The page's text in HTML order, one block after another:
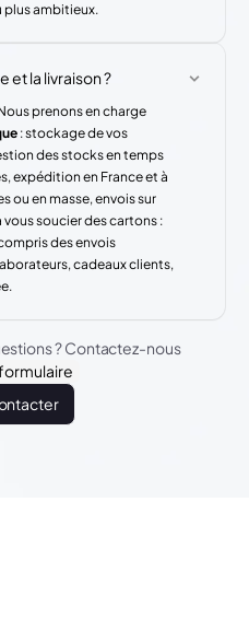
plus ambitieux.
et la livraison ?
prenons en charge
: stockage de vos
des stocks en temps
expédition en France et à
ou en masse, envois sur
vous soucier des cartons :
des envois
cadeaux clients,
? Contactez-nous